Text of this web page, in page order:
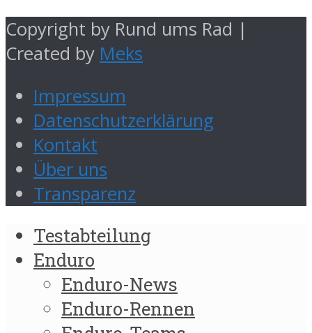
Copyright by Rund ums Rad |
Created by Meks
Impressum
Datenschutzerklärung
Kontakt
Über uns
Transparenz
Testabteilung
Enduro
Enduro-News
Enduro-Rennen